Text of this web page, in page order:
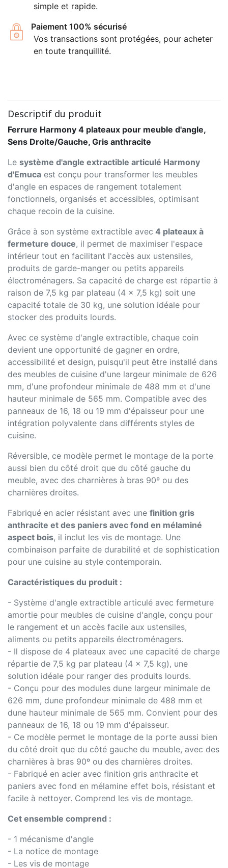
simple et rapide.
Paiement 100% sécurisé
Vos transactions sont protégées, pour acheter
en toute tranquillité.
Descriptif du produit
Ferrure Harmony 4 plateaux pour meuble d'angle,
Sens Droite/Gauche, Gris anthracite
Le système d'angle extractible articulé Harmony
d'Emuca est conçu pour transformer les meubles
d'angle en espaces de rangement totalement
fonctionnels, organisés et accessibles, optimisant
chaque recoin de la cuisine.
Grâce à son système extractible avec 4 plateaux à
fermeture douce, il permet de maximiser l'espace
intérieur tout en facilitant l'accès aux ustensiles,
produits de garde-manger ou petits appareils
électroménagers. Sa capacité de charge est répartie à
raison de 7,5 kg par plateau (4 x 7,5 kg) soit une
capacité totale de 30 kg, une solution idéale pour
stocker des produits lourds.
Avec ce système d'angle extractible, chaque coin
devient une opportunité de gagner en ordre,
accessibilité et design, puisqu'il peut être installé dans
des meubles de cuisine d'une largeur minimale de 626
mm, d'une profondeur minimale de 488 mm et d'une
hauteur minimale de 565 mm. Compatible avec des
panneaux de 16, 18 ou 19 mm d'épaisseur pour une
intégration polyvalente dans différents styles de
cuisine.
Réversible, ce modèle permet le montage de la porte
aussi bien du côté droit que du côté gauche du
meuble, avec des charnières à bras 90º ou des
charnières droites.
Fabriqué en acier résistant avec une finition gris
anthracite et des paniers avec fond en mélaminé
aspect bois, il inclut les vis de montage. Une
combinaison parfaite de durabilité et de sophistication
pour une cuisine au style contemporain.
Caractéristiques du produit :
- Système d'angle extractible articulé avec fermeture
amortie pour meubles de cuisine d'angle, conçu pour
le rangement et un accès facile aux ustensiles,
aliments ou petits appareils électroménagers.
- Il dispose de 4 plateaux avec une capacité de charge
répartie de 7,5 kg par plateau (4 x 7,5 kg), une
solution idéale pour ranger des produits lourds.
- Conçu pour des modules dune largeur minimale de
626 mm, dune profondeur minimale de 488 mm et
dune hauteur minimale de 565 mm. Convient pour des
panneaux de 16, 18 ou 19 mm d'épaisseur.
- Ce modèle permet le montage de la porte aussi bien
du côté droit que du côté gauche du meuble, avec des
charnières à bras 90º ou des charnières droites.
- Fabriqué en acier avec finition gris anthracite et
paniers avec fond en mélamine effet bois, résistant et
facile à nettoyer. Comprend les vis de montage.
Cet ensemble comprend :
- 1 mécanisme d'angle
- La notice de montage
- Les vis de montage